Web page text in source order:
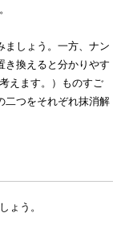
ましょう。一方、ナン
き換えると分かりやす
えます。）ものすご
二つをそれぞれ抹消解
ょう。